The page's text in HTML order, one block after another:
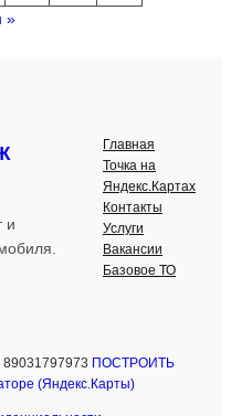
»
и
Главная
Точка на
Яндекс.Картах
Контакты
Услуги
Вакансии
Базовое ТО
ПОСТРОИТЬ
(Яндекс.Карты)